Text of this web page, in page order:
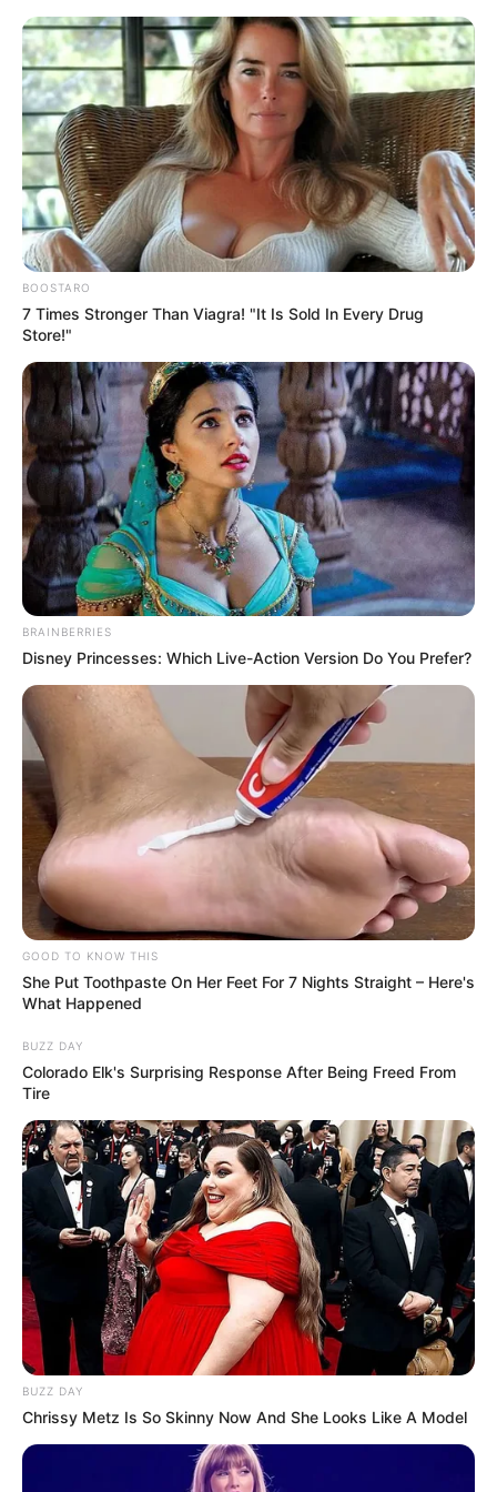
HOME
Home > Brasil > Ceará Notícia > Polícia Federal >
R$ 60
milhões: Prefeituras e empresa na mira por desvio da merenda.
R$ 60 milhões: Prefeituras e
empresa na mira por desvio da
merenda.
Os repasses milionários à empresa do ramo alimentício
são investigados pela Polícia Federal.
—Foto ilustrativa/JASB.
PublicadonoJASB em 09.janeiro.2026. Atualizado em
WhatsApp: Rede do JASB |Uma investigação policial revelaum
volume significativo de recursos públicos destinados a uma
empresa do ramo alimentícioque está sob suspeita de
envolvimento comdesvios de verbas da merenda escolar
-ad3
A investigação da Polícia Federal (PF) sobre uma empresa
BOOSTARO
7 Times Stronger Than Viagra! "It Is Sold In Every Drug
Store!"
BRAINBERRIES
Disney Princesses: Which Live-Action Version Do You Prefer?
GOOD TO KNOW THIS
She Put Toothpaste On Her Feet For 7 Nights Straight – Here's
What Happened
BUZZ DAY
Colorado Elk's Surprising Response After Being Freed From
Tire
BUZZ DAY
Chrissy Metz Is So Skinny Now And She Looks Like A Model